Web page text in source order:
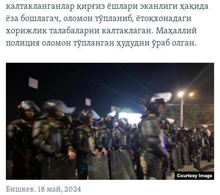
калтакланганлар қирғиз ёшлари эканлиги ҳақида
ёза бошлагач, оломон тўпланиб, ётоқхонадаги
хорижлик талабаларни калтаклаган. Маҳаллий
полиция оломон тўпланган ҳудудни ўраб олган.
Бишкек. 18 май, 2024